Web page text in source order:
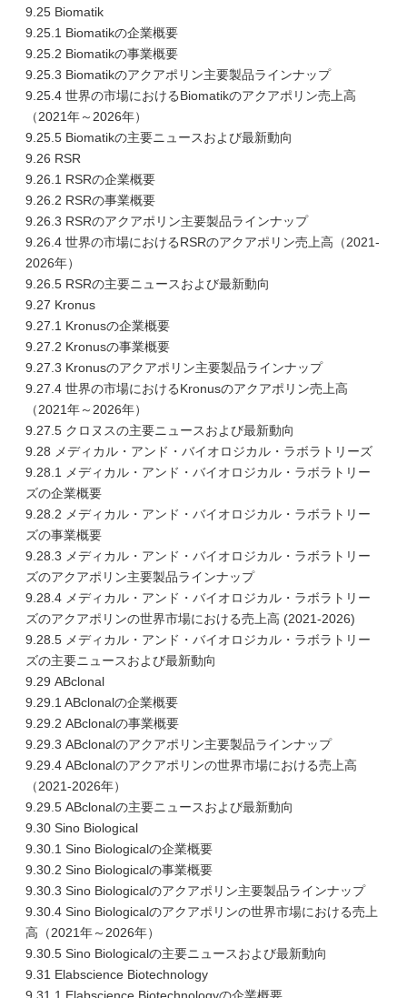
9.25 Biomatik
9.25.1 Biomatikの企業概要
9.25.2 Biomatikの事業概要
9.25.3 Biomatikのアクアポリン主要製品ラインナップ
9.25.4 世界の市場におけるBiomatikのアクアポリン売上高
（2021年～2026年）
9.25.5 Biomatikの主要ニュースおよび最新動向
9.26 RSR
9.26.1 RSRの企業概要
9.26.2 RSRの事業概要
9.26.3 RSRのアクアポリン主要製品ラインナップ
9.26.4 世界の市場におけるRSRのアクアポリン売上高（2021-
2026年）
9.26.5 RSRの主要ニュースおよび最新動向
9.27 Kronus
9.27.1 Kronusの企業概要
9.27.2 Kronusの事業概要
9.27.3 Kronusのアクアポリン主要製品ラインナップ
9.27.4 世界の市場におけるKronusのアクアポリン売上高
（2021年～2026年）
9.27.5 クロヌスの主要ニュースおよび最新動向
9.28 メディカル・アンド・バイオロジカル・ラボラトリーズ
9.28.1 メディカル・アンド・バイオロジカル・ラボラトリー
ズの企業概要
9.28.2 メディカル・アンド・バイオロジカル・ラボラトリー
ズの事業概要
9.28.3 メディカル・アンド・バイオロジカル・ラボラトリー
ズのアクアポリン主要製品ラインナップ
9.28.4 メディカル・アンド・バイオロジカル・ラボラトリー
ズのアクアポリンの世界市場における売上高 (2021-2026)
9.28.5 メディカル・アンド・バイオロジカル・ラボラトリー
ズの主要ニュースおよび最新動向
9.29 ABclonal
9.29.1 ABclonalの企業概要
9.29.2 ABclonalの事業概要
9.29.3 ABclonalのアクアポリン主要製品ラインナップ
9.29.4 ABclonalのアクアポリンの世界市場における売上高
（2021-2026年）
9.29.5 ABclonalの主要ニュースおよび最新動向
9.30 Sino Biological
9.30.1 Sino Biologicalの企業概要
9.30.2 Sino Biologicalの事業概要
9.30.3 Sino Biologicalのアクアポリン主要製品ラインナップ
9.30.4 Sino Biologicalのアクアポリンの世界市場における売上
高（2021年～2026年）
9.30.5 Sino Biologicalの主要ニュースおよび最新動向
9.31 Elabscience Biotechnology